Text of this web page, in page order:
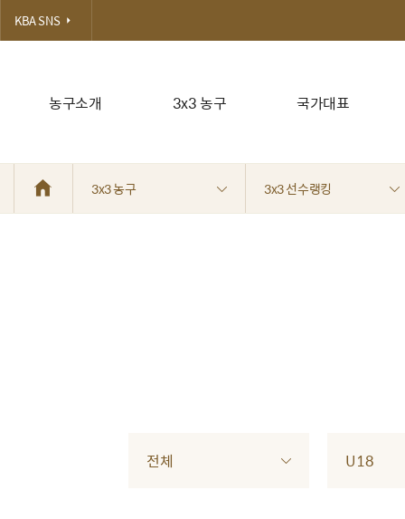
농구소개 3x3 농구 국가대표
KBA SNS
3x3 농구 3x3 선수랭킹
전체 U18